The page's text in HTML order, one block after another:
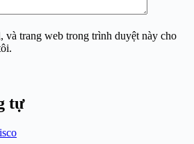
và trang web trong trình duyệt này cho
tự